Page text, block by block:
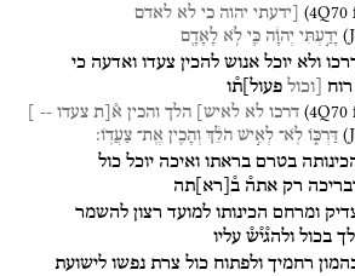
(4Q70 [ידעתי יהוה כי לא לאדם
( יָדַ֣עְתִּי יְהוָ֔ה כִּ֛י לֹ֥א לָאָדָ֖ם
ולא יוכל אנוש להכין צעדו ואדעה כי
רוח [וכול פעול]ת֯ו
(4Q70 דרכו לא לאיש] הלך והכין א֯[ת צעדו --
( דַּרְכּ֑וֹ לֹֽא־ לְאִ֣ישׁ הֹלֵ֔ךְ וְהָכִ֖ין אֶֽת־ צַעֲדֽוֹ׃
בטרם בראתו ואיכה יוכל כול
רק אתה֯ ב֯ רא תה
ומרחם הכינותו למועד רצון להשמר
בכול ולהג֯י֯ש֯ עליו
רחמיך ולפתוח כול צרת נפשו לישועת